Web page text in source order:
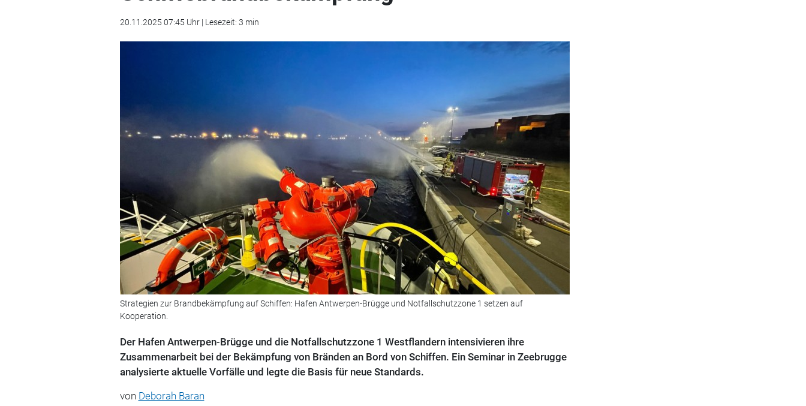
20.11.2025 07:45 Uhr | Lesezeit: 3 min
Strategien zur Brandbekämpfung auf Schiffen: Hafen Antwerpen-Brügge und Notfallschutzzone 1 setzen auf
Kooperation.
Der Hafen Antwerpen-Brügge und die Notfallschutzzone 1 Westflandern intensivieren ihre
Zusammenarbeit bei der Bekämpfung von Bränden an Bord von Schiffen. Ein Seminar in Zeebrugge
analysierte aktuelle Vorfälle und legte die Basis für neue Standards.
von Deborah Baran